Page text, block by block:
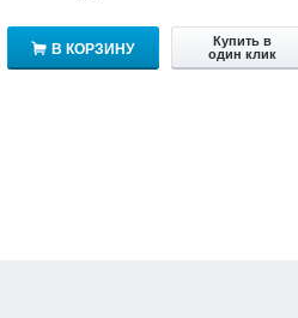
В КОРЗИНУ
Купить в
один клик